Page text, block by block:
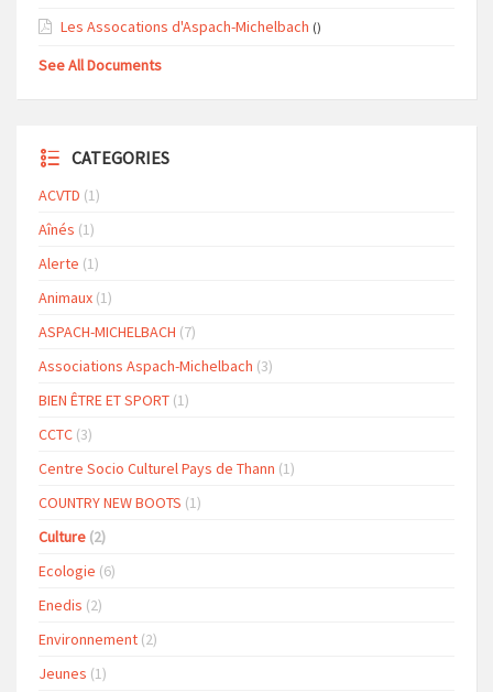
Les Assocations d'Aspach-Michelbach ()
See All Documents
CATEGORIES
ACVTD (1)
Aînés (1)
Alerte (1)
Animaux (1)
ASPACH-MICHELBACH (7)
Associations Aspach-Michelbach (3)
BIEN ÊTRE ET SPORT (1)
CCTC (3)
Centre Socio Culturel Pays de Thann (1)
COUNTRY NEW BOOTS (1)
Culture (2)
Ecologie (6)
Enedis (2)
Environnement (2)
Jeunes (1)